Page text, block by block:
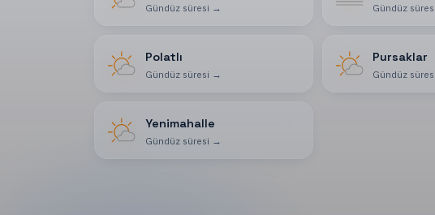
Gündüz süresi → Gündüz süresi
Polatlı
Gündüz süresi →
Pursaklar
Gündüz süresi
Yenimahalle
Gündüz süresi →